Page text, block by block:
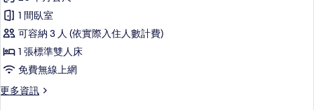
相
片
房
的
詳
情
派
甜
心
海
二
1 間臥室
可容納 3 人 (依實際入住人數計費)
1 張標準雙人床
免費無線上網
更多資訊
更